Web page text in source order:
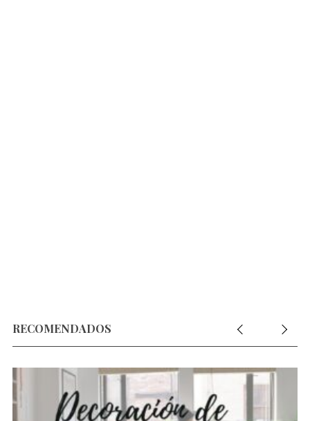
RECOMENDADOS